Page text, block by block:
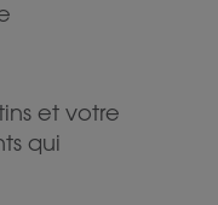
et votre
qui